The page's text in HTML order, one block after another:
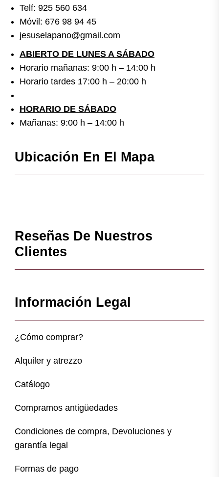
Telf: 925 560 634
Móvil: 676 98 94 45
jesuselapano@gmail.com
ABIERTO DE LUNES A SÁBADO
Horario mañanas: 9:00 h – 14:00 h
Horario tardes 17:00 h – 20:00 h
HORARIO DE SÁBADO
Mañanas: 9:00 h – 14:00 h
Ubicación En El Mapa
Reseñas De Nuestros
Clientes
Información Legal
¿Cómo comprar?
Alquiler y atrezzo
Catálogo
Compramos antigüedades
Condiciones de compra, Devoluciones y
garantía legal
Formas de pago